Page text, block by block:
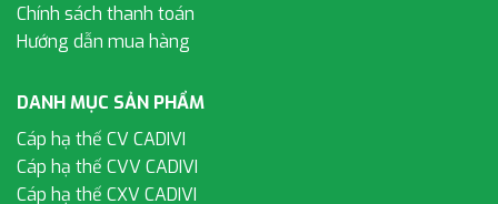
Chính sách thanh toán
Hướng dẫn mua hàng
DANH MỤC SẢN PHẨM
Cáp hạ thế CV CADIVI
Cáp hạ thế CVV CADIVI
Cáp hạ thế CXV CADIVI